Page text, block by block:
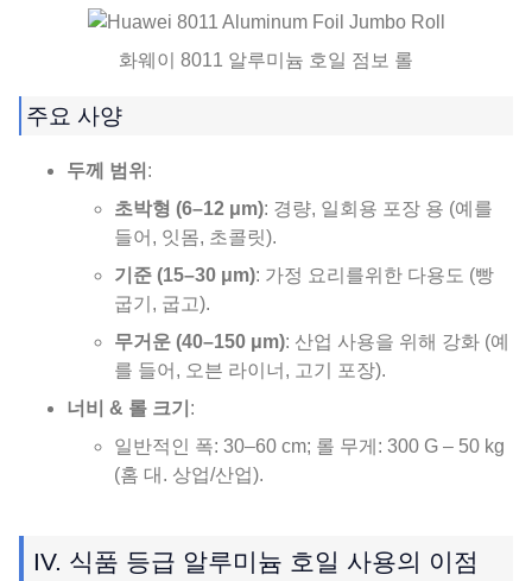
화웨이 8011 알루미늄 호일 점보 롤
주요 사양
두께 범위 :
초박형 (6–12 μm): 경량, 일회용 포장 용 (예를
들어, 잇몸, 초콜릿).
기준 (15–30 μm): 가정 요리를위한 다용도 (빵
굽기, 굽고).
무거운 (40–150 μm): 산업 사용을 위해 강화 (예
를 들어, 오븐 라이너, 고기 포장).
너비 & 롤 크기 :
일반적인 폭: 30–60 cm; 롤 무게: 300 G – 50 kg
(홈 대. 상업/산업).
IV. 식품 등급 알루미늄 호일 사용의 이점